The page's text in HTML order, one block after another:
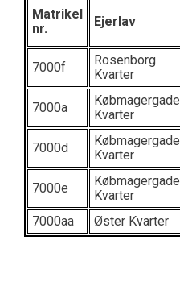
Matrikel
nr.
Ejerlav
7000f
Rosenborg
Kvarter
7000a
Købmagergade
Kvarter
7000d
Købmagergade
Kvarter
7000e
Købmagergade
Kvarter
7000aa
Øster Kvarter